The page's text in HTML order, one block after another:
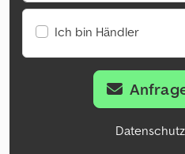
Ich bin Händler